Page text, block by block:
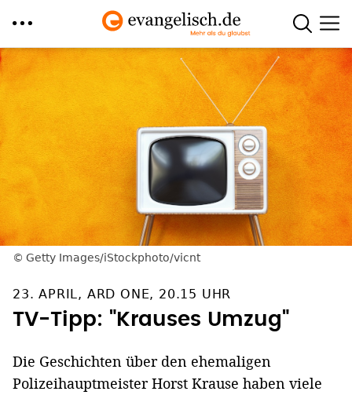
Direkt
zum
Inhalt
Getty Images/iStockphoto/vicnt
23. APRIL, ARD ONE, 20.15 UHR
TV-Tipp: "Krauses Umzug"
Die Geschichten über den ehemaligen
Polizeihauptmeister Horst Krause haben viele